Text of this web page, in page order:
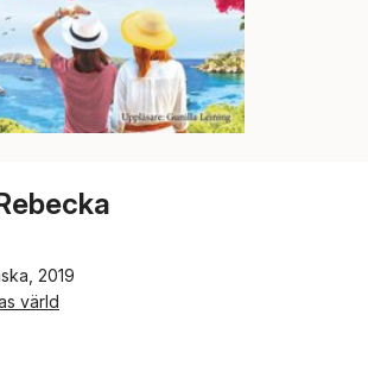
2019
värld
antal röster: